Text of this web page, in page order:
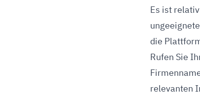
Es ist
die
Rufen Sie
relevanten